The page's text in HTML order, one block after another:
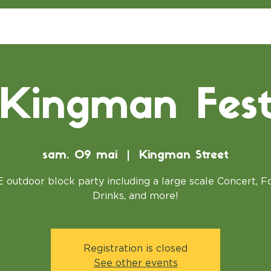
sam. 09 mai Kingman Street
outdoor block party including a large scale Concert,
Drinks, and more!
Registration is closed
See other events